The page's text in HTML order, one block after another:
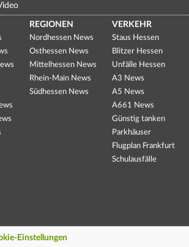
REGIONEN
Nordhessen News
Osthessen News
Mittelhessen News
Rhein-Main News
Südhessen News
VERKEHR
Staus Hessen
Blitzer Hessen
Unfälle Hessen
A3 News
A5 News
A661 News
Günstig tanken
Parkhäuser
Flugplan Frankfurt
Schulausfälle
Einstellungen